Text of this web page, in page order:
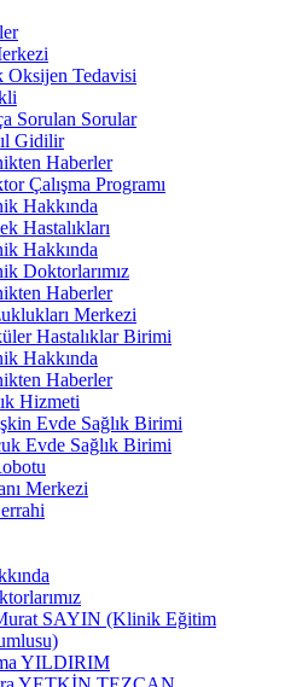
Oksijen Tedavisi
Sorulan Sorular
Gidilir
Haberler
Çalışma Programı
Hakkında
Hastalıkları
Hakkında
Doktorlarımız
Haberler
Merkezi
Hastalıklar Birimi
Hakkında
Haberler
Hizmeti
Evde Sağlık Birimi
Evde Sağlık Birimi
Merkezi
SAYIN (Klinik Eğitim
YILDIRIM